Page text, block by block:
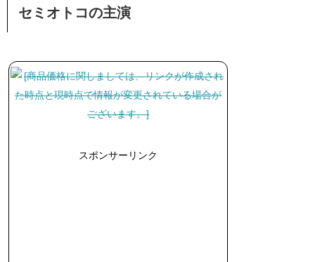
セミオトコの主演
スポンサーリンク